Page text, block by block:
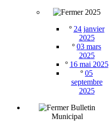
2025
º 24 janvier
2025
º 03 mars
2025
º 16 mai 2025
º 05
septembre
2025
Bulletin
Municipal